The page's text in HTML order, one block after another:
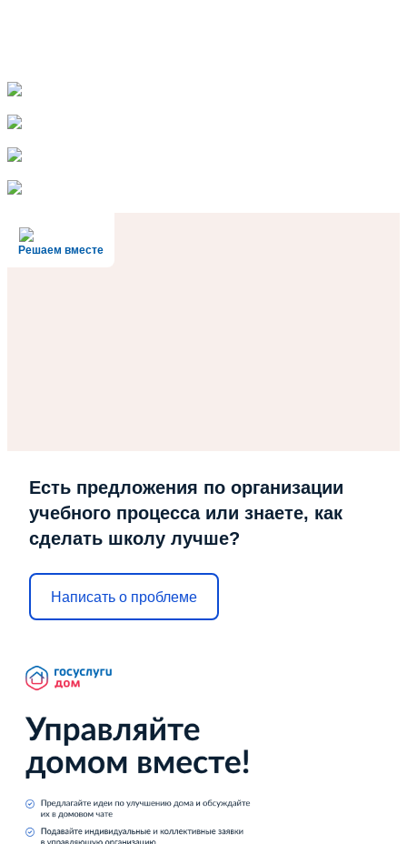
Решаем вместе
Есть предложения по организации
учебного процесса или знаете, как
сделать школу лучше?
Написать о проблеме